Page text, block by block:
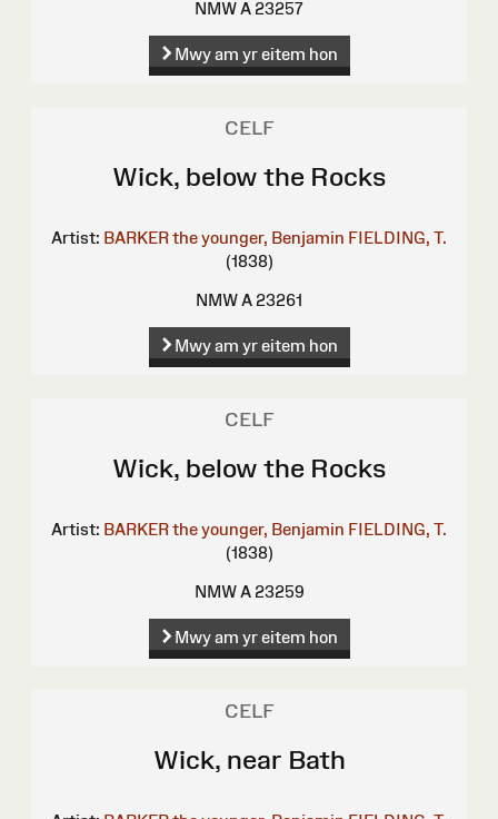
NMW A 23257
Mwy am yr eitem hon
CELF
Wick, below the Rocks
Artist: BARKER the younger, Benjamin FIELDING, T.
(1838)
NMW A 23261
Mwy am yr eitem hon
CELF
Wick, below the Rocks
Artist: BARKER the younger, Benjamin FIELDING, T.
(1838)
NMW A 23259
Mwy am yr eitem hon
CELF
Wick, near Bath